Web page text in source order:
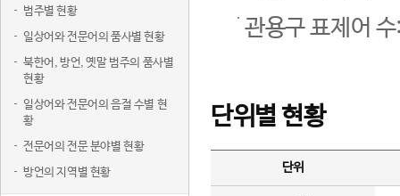
범주별 현황
일상어와 전문어의 품사별 현황
북한어, 방언, 옛말 범주의 품사별
현황
일상어와 전문어의 음절 수별 현
황
전문어의 전문 분야별 현황
방언의 지역별 현황
관용구 표제어
단위별 현황
단위